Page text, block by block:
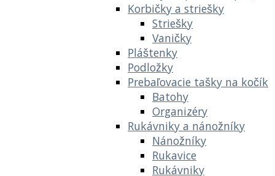
Korbičky a striešky
Striešky
Vaničky
Pláštenky
Podložky
Prebaľovacie tašky na kočík
Batohy
Organizéry
Rukávniky a nánožníky
Nánožníky
Rukavice
Rukávniky